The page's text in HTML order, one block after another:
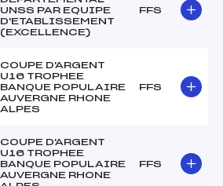
UNSS PAR EQUIPE
D'ETABLISSEMENT
(EXCELLENCE)
FFS
COUPE D'ARGENT
U16 TROPHEE
BANQUE POPULAIRE
AUVERGNE RHONE
ALPES
FFS
COUPE D'ARGENT
U16 TROPHEE
BANQUE POPULAIRE
AUVERGNE RHONE
FFS